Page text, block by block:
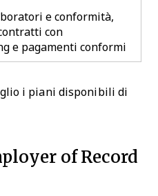
e conformità,
con
e pagamenti conformi
i piani disponibili di
of Record